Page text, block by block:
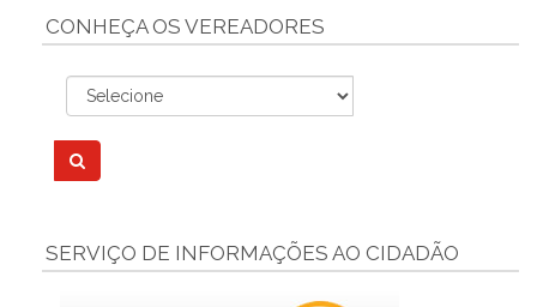
CONHEÇA OS VEREADORES
SERVIÇO DE INFORMAÇÕES AO CIDADÃO